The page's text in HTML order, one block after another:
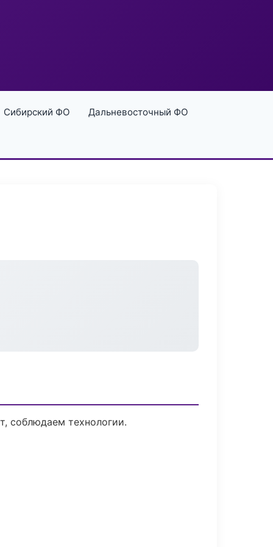
Сибирский ФО Дальневосточный ФО
соблюдаем технологии.